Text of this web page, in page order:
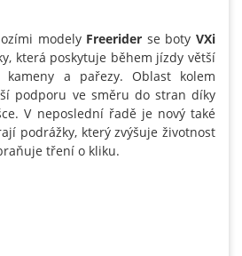
modely Freerider se boty VXi
která poskytuje během jízdy větší
a pařezy. Oblast kolem
podporu ve směru do stran díky
V neposlední řadě je nový také
podrážky, který zvýšuje životnost
tření o kliku.